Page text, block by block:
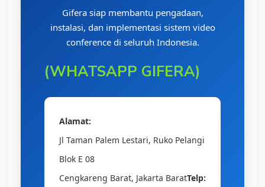
Gifera siap membantu pengadaan,
instalasi, dan implementasi sistem video
conference di seluruh Indonesia.
(WHATSAPP GIFERA)
Alamat:
Jl Taman Palem Lestari, Ruko Pelangi
Blok E 08
Cengkareng Barat, Jakarta BaratTelp: